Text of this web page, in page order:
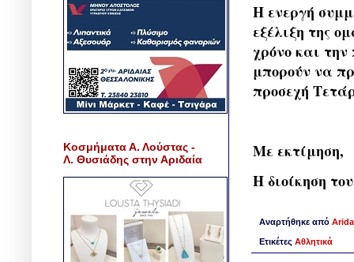
Η ενεργή
εξέλιξη της
χρόνο και την
μπορούν να
προσεχή
Με εκτίμηση,
Η διοίκηση
Αναρτήθηκε από
Ετικέτες Αθλητικά
Κοσμήματα Α. Λούστας -
Λ. Θυσιάδης στην Αριδαία